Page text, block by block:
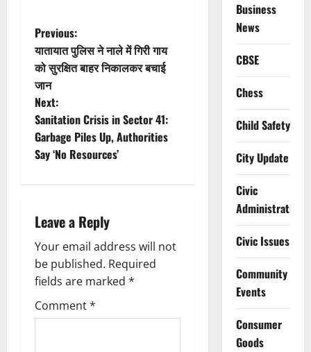
P
o
s
t
n
v
i
g
a
t
Previous:
यातायात पुलिस ने नाले में गिरी गाय
को सुरक्षित बाहर निकालकर बचाई
जान
Next:
Sanitation Crisis in Sector 41:
Garbage Piles Up, Authorities
Say ‘No Resources’
Leave a Reply
Your email address will not
be published. Required
fields are marked *
Comment*
Business
News
CBSE
Chess
Child Safety
City Update
Civic
Administration
Civic Issues
Community
Events
Consumer
Goods